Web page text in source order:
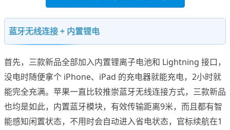
蓝牙无线连接 + 内置锂电
首先，三款新品全部加入内置锂离子电池和 Lightning 接口，
没电时随便拿个 iPhone、iPad 的充电器就能充电，2小时就
能完全充满。苹果一直比较推崇蓝牙无线连接方式，三款新品
也均是如此，内置蓝牙模块，有效传输距离9米，而且都有智
能感知闲置状态，不用时会自动进入省电状态，官标续航在1